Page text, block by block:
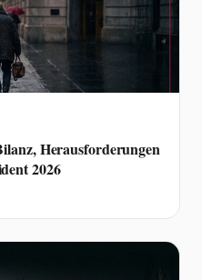
Herausforderungen
2026